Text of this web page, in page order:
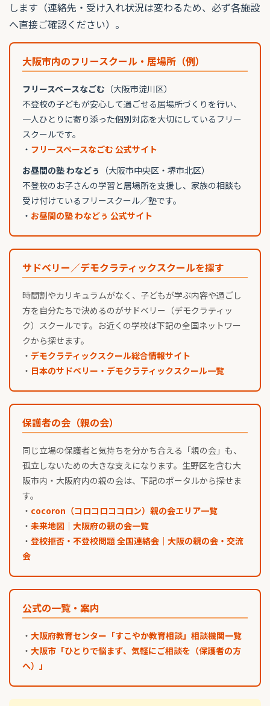
します（連絡先・受け入れ状況は変わるため、必ず各施設
へ直接ご確認ください）。
大阪市内のフリースクール・居場所（例）
フリースペースなごむ （大阪市淀川区）
不登校の子どもが安心して過ごせる居場所づくりを行い、
一人ひとりに寄り添った個別対応を大切にしているフリー
スクールです。
・ フリースペースなごむ 公式サイト
お昼間の塾 わなどぅ
（大阪市中央区・堺市北区）
不登校のお子さんの学習と居場所を支援し、家族の相談も
受け付けているフリースクール／塾です。
・ お昼間の塾 わなどぅ 公式サイト
サドベリー／デモクラティックスクールを探す
時間割やカリキュラムがなく、子どもが学ぶ内容や過ごし
方を自分たちで決めるのがサドベリー（デモクラティッ
ク）スクールです。お近くの学校は下記の全国ネットワー
クから探せます。
・ デモクラティックスクール総合情報サイト
・ 日本のサドベリー・デモクラティックスクール一覧
保護者の会（親の会）
同じ立場の保護者と気持ちを分かち合える「親の会」も、
孤立しないための大きな支えになります。生野区を含む大
阪市内・大阪府内の親の会は、下記のポータルから探せま
す。
・ cocoron（コロコロココロン）親の会エリア一覧
・ 未来地図｜大阪府の親の会一覧
・ 登校拒否・不登校問題 全国連絡会｜大阪の親の会・交流
会
公式の一覧・案内
・ 大阪府教育センター「すこやか教育相談」相談機関一覧
・ 大阪市「ひとりで悩まず、気軽にご相談を（保護者の方
へ）」